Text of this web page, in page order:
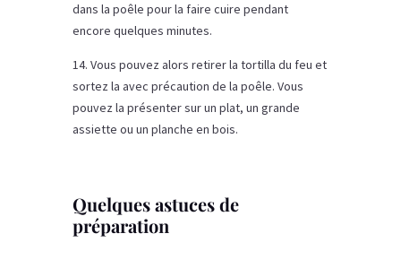
dans la poêle pour la faire cuire pendant
encore quelques minutes.
14. Vous pouvez alors retirer la tortilla du feu et
sortez la avec précaution de la poêle. Vous
pouvez la présenter sur un plat, un grande
assiette ou un planche en bois.
Quelques astuces de
préparation